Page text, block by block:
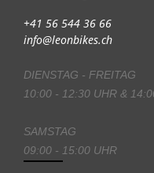
+41 56 544 36 66
info@leonbikes.ch
DIENSTAG - FREITAG
10:00 - 12:30 UHR &
SAMSTAG
09:00 - 15:00 UHR